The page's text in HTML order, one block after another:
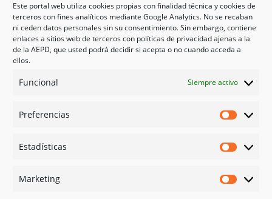
Este portal web utiliza cookies propias con finalidad técnica y cookies de
terceros con fines analíticos mediante Google Analytics. No se recaban
ni ceden datos personales sin su consentimiento. Sin embargo, contiene
enlaces a sitios web de terceros con políticas de privacidad ajenas a la
de la AEPD, que usted podrá decidir si acepta o no cuando acceda a
ellos.
Funcional Siempre activo
Preferencias
Estadísticas
Marketing
Mapa del sitio
Mi cuenta
Tienda
Psicología en Murcia
Guías
Redes sociales
Instagram
Linked in